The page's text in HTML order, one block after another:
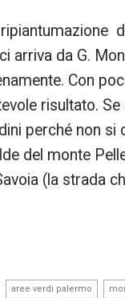
ripiantumazione
arriva da G.
Con
risultato.
perché non si
del monte
(la strada
aree verdi palermo